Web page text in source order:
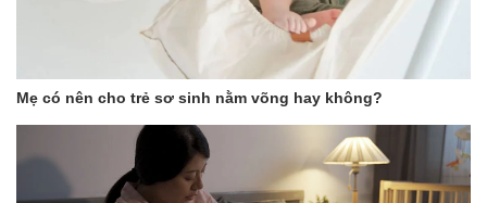
Mẹ có nên cho trẻ sơ sinh nằm võng hay không?